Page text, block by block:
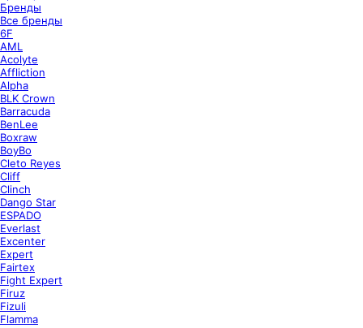
Бренды
Все бренды
6F
AML
Acolyte
Affliction
Alpha
BLK Crown
Barracuda
BenLee
Boxraw
BoyBo
Cleto Reyes
Cliff
Clinch
Dango Star
ESPADO
Everlast
Excenter
Expert
Fairtex
Fight Expert
Firuz
Fizuli
Flamma